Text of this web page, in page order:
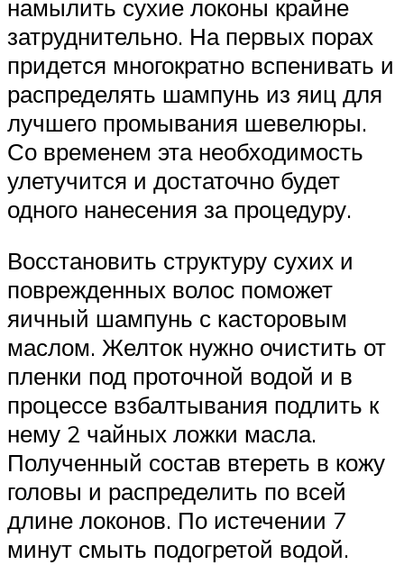
намылить сухие локоны крайне
затруднительно. На первых порах
придется многократно вспенивать и
распределять шампунь из яиц для
лучшего промывания шевелюры.
Со временем эта необходимость
улетучится и достаточно будет
одного нанесения за процедуру.
Восстановить структуру сухих и
поврежденных волос поможет
яичный шампунь с касторовым
маслом. Желток нужно очистить от
пленки под проточной водой и в
процессе взбалтывания подлить к
нему 2 чайных ложки масла.
Полученный состав втереть в кожу
головы и распределить по всей
длине локонов. По истечении 7
минут смыть подогретой водой.